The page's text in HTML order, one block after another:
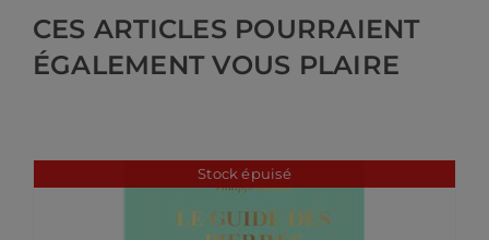
CES ARTICLES POURRAIENT
ÉGALEMENT VOUS PLAIRE
Stock épuisé